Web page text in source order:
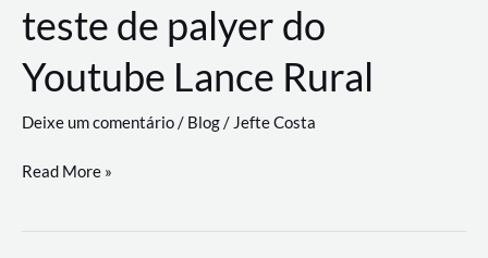
de
trabalho
com
a
workflows
teste de palyer do
Youtube Lance Rural
Deixe um comentário/ Blog/ Jefte Costa
teste
palyer
Read More »